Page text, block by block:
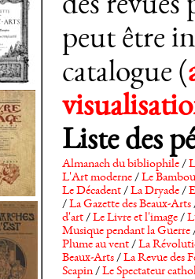
peut être
catalogue (
Liste des
Almanach du bibliophile/
L'Art moderne/Le Bambou
Le Décadent/La Dryade/
/La Gazette des Beaux-Arts
d'art/Le Livre et l'image/
Musique pendant la Guerre
Plume au vent/La
Beaux-Arts/La Revue des
Scapin/Le Spectateur